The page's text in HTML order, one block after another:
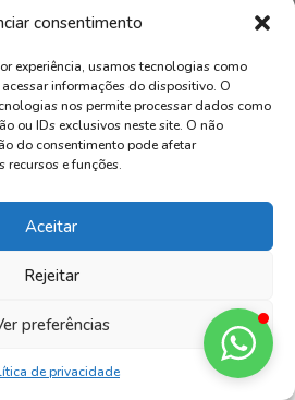
consentimento
experiência, usamos tecnologias como
informações do dispositivo. O
nos permite processar dados como
ou IDs exclusivos neste site. O não
do consentimento pode afetar
e funções.
Aceitar
Rejeitar
preferências
de privacidade
| Todos os direitos reservados.